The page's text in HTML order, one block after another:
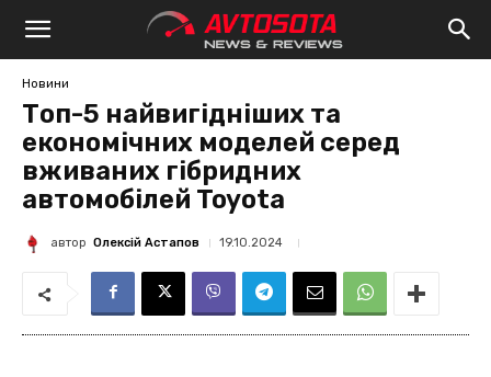
Avtosota
Новини
Топ-5 найвигідніших та
економічних моделей серед
вживаних гібридних
автомобілей Toyota
автор Олексій Астапов 19.10.2024